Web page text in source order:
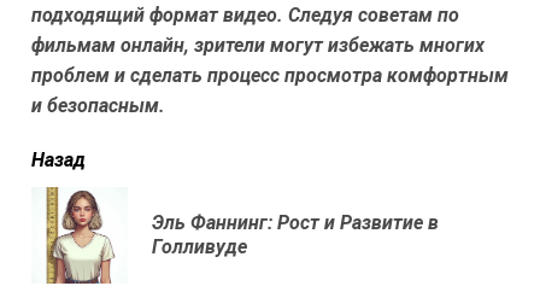
подходящий формат видео. Следуя советам по
фильмам онлайн, зрители могут избежать многих
проблем и сделать процесс просмотра комфортным
и безопасным.
читать
еще
Назад
Эль Фаннинг: Рост и Развитие в
Голливуде